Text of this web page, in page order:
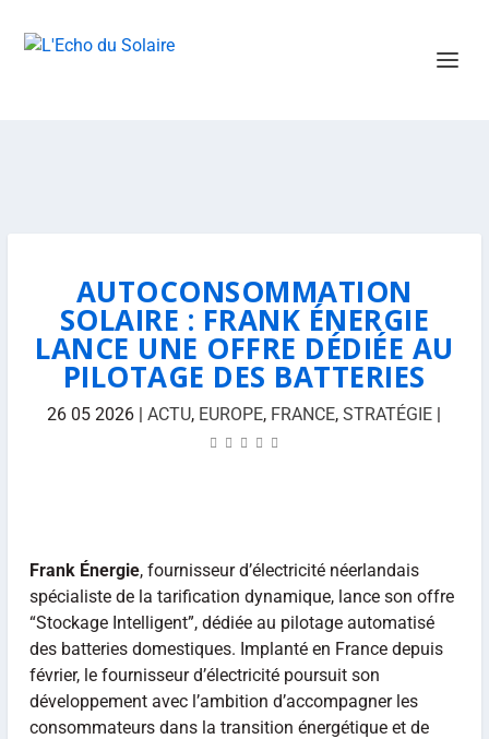
AUTOCONSOMMATION
SOLAIRE : FRANK ÉNERGIE
LANCE UNE OFFRE DÉDIÉE AU
PILOTAGE DES BATTERIES
26 05 2026 |ACTU, EUROPE, FRANCE,STRATÉGIE |
Frank Énergie, fournisseur d’électricité néerlandais
spécialiste de la tarification dynamique, lance son offre
“Stockage Intelligent”, dédiée au pilotage automatisé
des batteries domestiques. Implanté en France depuis
février, le fournisseur d’électricité poursuit son
développement avec l’ambition d’accompagner les
consommateurs dans la transition énergétique et de